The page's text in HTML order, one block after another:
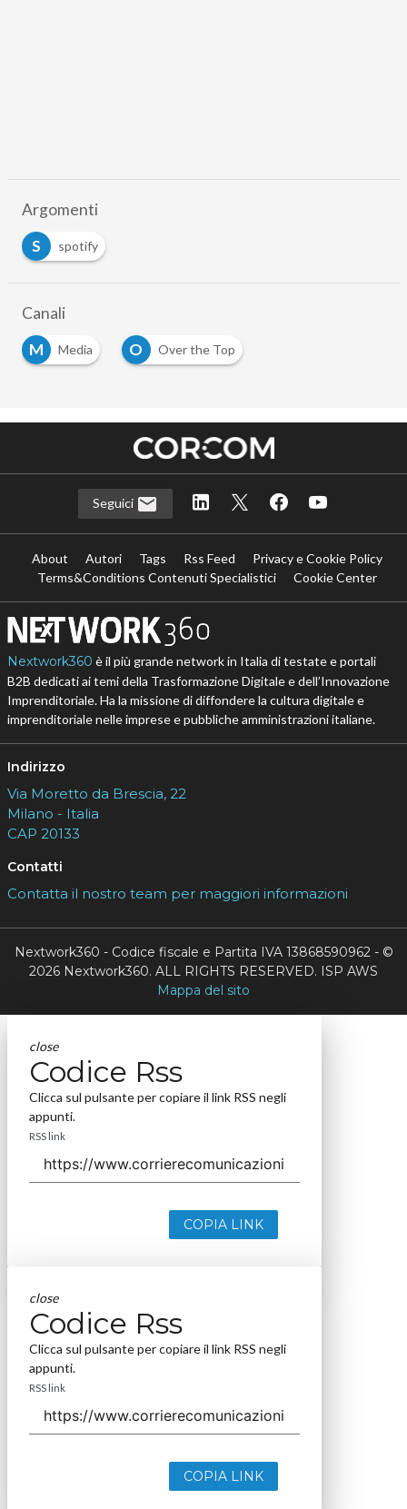
Argomenti
S
spotify
Canali
M
Media O Over the Top
Seguici
About Autori Tags Rss Feed
Privacy e Cookie Policy
Terms&Conditions Contenuti Specialistici
Cookie Center
Nextwork360 è il più grande network in Italia di testate e portali
B2B dedicati ai temi della Trasformazione Digitale e dell’Innovazione
Imprenditoriale. Ha la missione di diffondere la cultura digitale e
imprenditoriale nelle imprese e pubbliche amministrazioni italiane.
Indirizzo
Via Moretto da Brescia, 22
Milano - Italia
CAP 20133
Contatti
Contatta il nostro team per maggiori informazioni
Nextwork360 - Codice fiscale e Partita IVA 13868590962 - ©
2026 Nextwork360. ALL RIGHTS RESERVED. ISP AWS
Mappa del sito
close
Codice Rss
Clicca sul pulsante per copiare il link RSS negli
appunti.
RSS link
COPIA LINK
close
Codice Rss
Clicca sul pulsante per copiare il link RSS negli
appunti.
RSS link
COPIA LINK